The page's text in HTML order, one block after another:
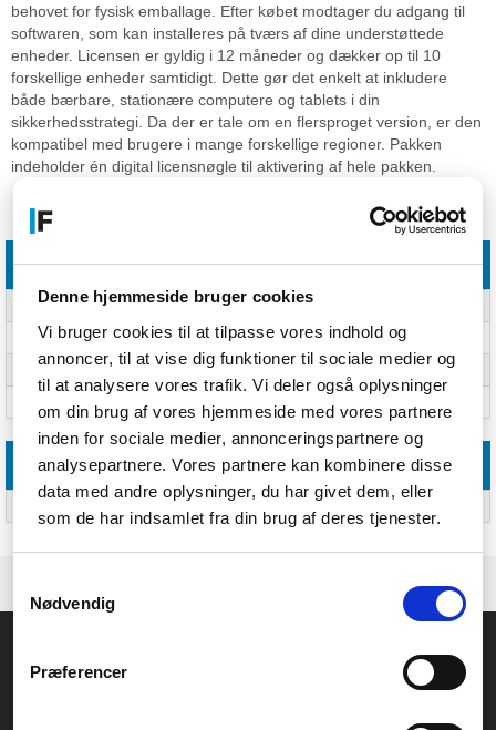
Denne hjemmeside bruger cookies
Vi bruger cookies til at tilpasse vores indhold og
annoncer, til at vise dig funktioner til sociale medier og
til at analysere vores trafik. Vi deler også oplysninger
om din brug af vores hjemmeside med vores partnere
inden for sociale medier, annonceringspartnere og
analysepartnere. Vores partnere kan kombinere disse
data med andre oplysninger, du har givet dem, eller
som de har indsamlet fra din brug af deres tjenester.
Nødvendig
Præferencer
behovet for fysisk emballage. Efter købet modtager du adgang til
softwaren, som kan installeres på tværs af dine understøttede
enheder. Licensen er gyldig i 12 måneder og dækker op til 10
forskellige enheder samtidigt. Dette gør det enkelt at inkludere
både bærbare, stationære computere og tablets i din
sikkerhedsstrategi. Da der er tale om en flersproget version, er den
kompatibel med brugere i mange forskellige regioner. Pakken
indeholder én digital licensnøgle til aktivering af hele pakken.
Specifikationer
Licens
Antal licenser 10 licens(er)
Softwaretype Elektronisk software download (ESD)
Flersproget
Emballeringsdata
CVR.: 26208637